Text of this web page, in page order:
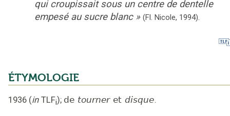
qui croupissait sous un centre de dentelle
empesé au sucre blanc » (Fl. Nicole, 1994).
ÉTYMOLOGIE
1936 (in TLFi); de tourner et disque.